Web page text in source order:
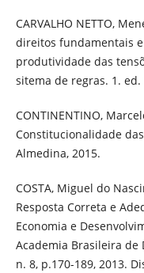
CARVALHO NETTO,
direitos fundamentais
produtividade das
sitema de regras. 1.
CONTINENTINO,
Constitucionalidade
Almedina, 2015.
COSTA, Miguel do
Resposta Correta e
Economia e
Academia Brasileira de
n. 8, p.170-189, 2013.